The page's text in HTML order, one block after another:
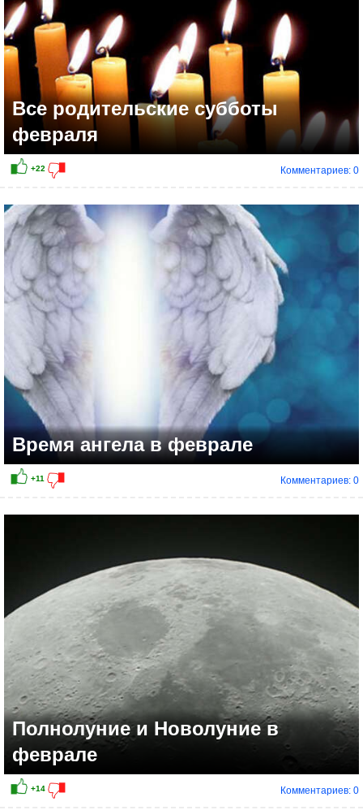
+13
Все родительские субботы
февраля
Комментариев: 0
Время ангела в феврале
Комментариев: 0
Полнолуние и Новолуние в
феврале
Комментариев: 0